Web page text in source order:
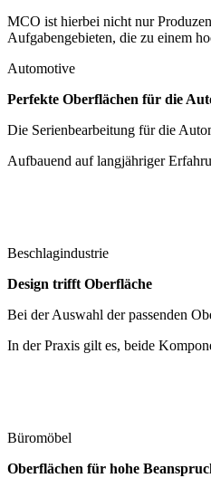
MCO ist hierbei nicht nur
Aufgabengebieten, die zu einem
Automotive
Perfekte Oberflächen für die
Die Serienbearbeitung für die
Aufbauend auf langjähriger
Beschlagindustrie
Design trifft Oberfläche
Bei der Auswahl der passenden
In der Praxis gilt es, beide
Büromöbel
Oberflächen für hohe